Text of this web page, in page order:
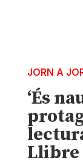
JORN A
‘És
Llibre